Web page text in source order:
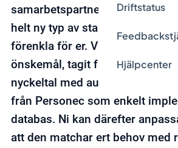
Driftstatus
Hjälpcenter
samarbetspartner Visma kan vi
helt ny typ av
förenkla för er. Vi har, efter flera
önskemål, tagit fram en
nyckeltal med automatisk
från Personec som enkelt
databas. Ni kan därefter
att den matchar ert behov med